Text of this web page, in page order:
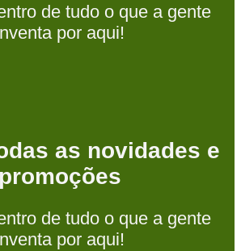
de tudo o que a gente
por aqui!
as novidades e
promoções
de tudo o que a gente
por aqui!